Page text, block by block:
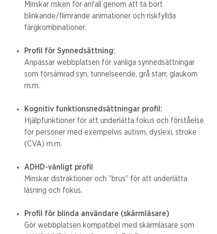
Minskar risken för anfall genom att ta bort
blinkande/flimrande animationer och riskfyllda
färgkombinationer.
Profil för Synnedsättning:
Anpassar webbplatsen för vanliga synnedsättningar
som försämrad syn, tunnelseende, grå starr, glaukom
m.m.
Kognitiv funktionsnedsättningar profil:
Hjälpfunktioner för att underlätta fokus och förståelse
för personer med exempelvis autism, dyslexi, stroke
(CVA) m.m.
ADHD-vänligt profil
Minskar distraktioner och ”brus” för att underlätta
läsning och fokus.
Profil för blinda användare (skärmläsare)
Gör webbplatsen kompatibel med skärmläsare som